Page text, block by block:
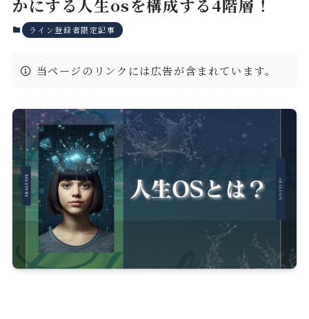
かにする人生osを構成する4階層！
ライン登録者限定記事
当ページのリンクには広告が含まれています。